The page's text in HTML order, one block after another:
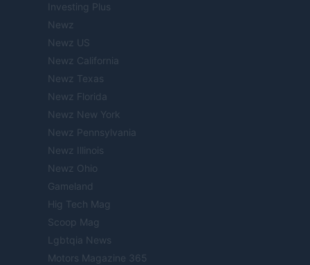
Investing Plus
Newz
Newz US
Newz California
Newz Texas
Newz Florida
Newz New York
Newz Pennsylvania
Newz Illinois
Newz Ohio
Gameland
Hig Tech Mag
Scoop Mag
Lgbtqia News
Motors Magazine 365